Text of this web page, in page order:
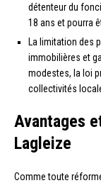
détenteur du
18 ans et pourra
La limitation des
immobilières et
modestes, la loi
collectivités
Avantages
Lagleize
Comme toute